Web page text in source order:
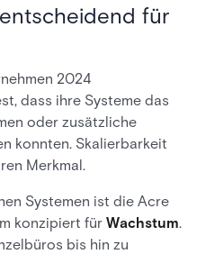
für
2024
dass ihre Systeme das
oder zusätzliche
konnten. Skalierbarkeit
Merkmal.
Systemen ist die Acre
konzipiert für Wachstum.
bis hin zu